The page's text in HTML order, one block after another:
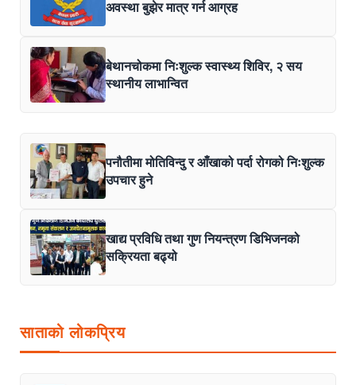
अवस्था बुझेर मात्र गर्न आग्रह
बेथानचोकमा निःशुल्क स्वास्थ्य शिविर, २ सय
स्थानीय लाभान्वित
पनौतीमा मोतिविन्दु र आँखाको पर्दा रोगको निःशुल्क
उपचार हुने
खाद्य प्रविधि तथा गुण नियन्त्रण डिभिजनको
सक्रियता बढ्यो
साताको लोकप्रिय